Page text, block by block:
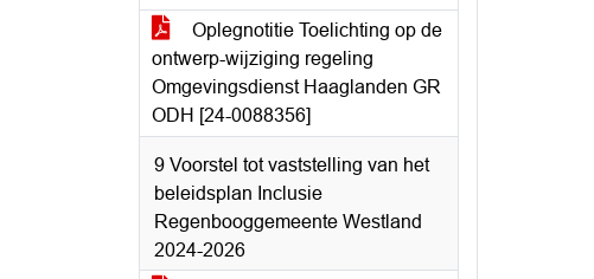
Oplegnotitie Toelichting op de
ontwerp-wijziging regeling
Omgevingsdienst Haaglanden GR
ODH [24-0088356]
9 Voorstel tot vaststelling van het
beleidsplan Inclusie
Regenbooggemeente Westland
2024-2026